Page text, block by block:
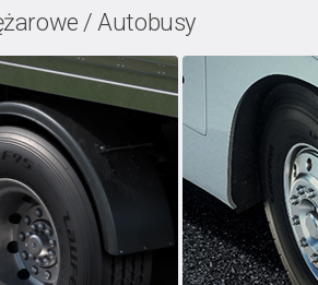
/ Autobusy